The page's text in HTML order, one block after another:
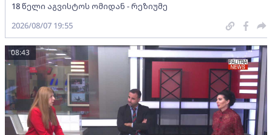
18 წელი აგვისტოს ომიდან - რეზიუმე
2026/08/07 19:55
08:43